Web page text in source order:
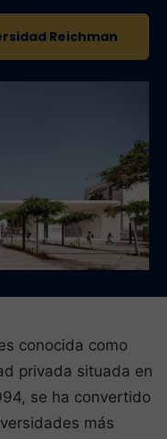
Reichman
conocida como
privada situada en
se ha convertido
más